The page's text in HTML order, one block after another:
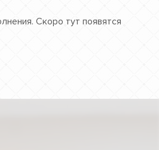
Скоро тут появятся